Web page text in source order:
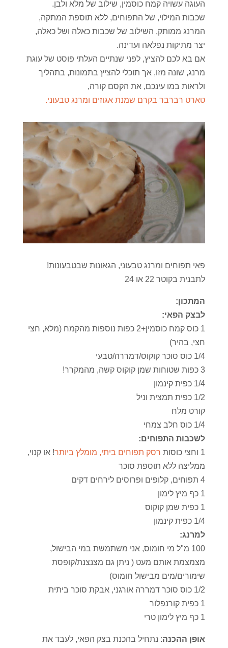
העוגה עשויה קמח כוסמין, שילוב של מלא ולבן.
שכבות המילוי, של התפוחים, ללא תוספת המתקה,
המרנג ממותק, השילוב של שכבות כאלה ושל כאלה,
יצר מתיקות נפלאה ועדינה.
אם בא לכם להציץ, לפני שנתיים העלתי פוסט של עוגת
מרנג, שונה מזו, אך תוכלי להציץ בתמונות, בתהליך
ולראות במו עינכם, את הקסם קורה,
טארט רברבר בקרם שמנת אגוזים ומרנג טבעוני.
פאי תפוחים ומרנג טבעוני, הגאונות שבטבעונות!
לתבנית בקוטר 22 או 24
המתכון:
לבצק הפאי:
1 כוס קמח כוסמין+2 כפות נוספות מהקמח (מלא, חצי
חצי, בהיר)
1/4 כוס סוכר קוקוס/דמררה/טבעי
3 כפות שטוחות שמן קוקוס קשה, מהמקרר!
1/4 כפית קינמון
1/2 כפית תמצית וניל
קורט מלח
1/4 כוס חלב צמחי
לשכבות התפוחים:
1 וחצי כוסות
רסק תפוחים ביתי, מומלץ ביותר! או קנוי,
ממליצה ללא תוספת סוכר
4 תפוחים, קלופים ופרוסים לירחים דקים
1 כף מיץ לימון
1 כפית שמן קוקוס
1/4 כפית קינמון
למרנג:
100 מ"ל מי חומוס, אני משתמשת במי הבישול,
מצמצמת אותם מעט ( ניתן גם מצנצנת/קופסת
שימורים/מים מבישול חומוס)
1/2 כוס סוכר דמררה אורגני, אבקת סוכר ביתית
1 כפית קורנפלור
1 כף מיץ לימון טרי
אופן ההכנה: נתחיל בהכנת בצק הפאי, לעבד את